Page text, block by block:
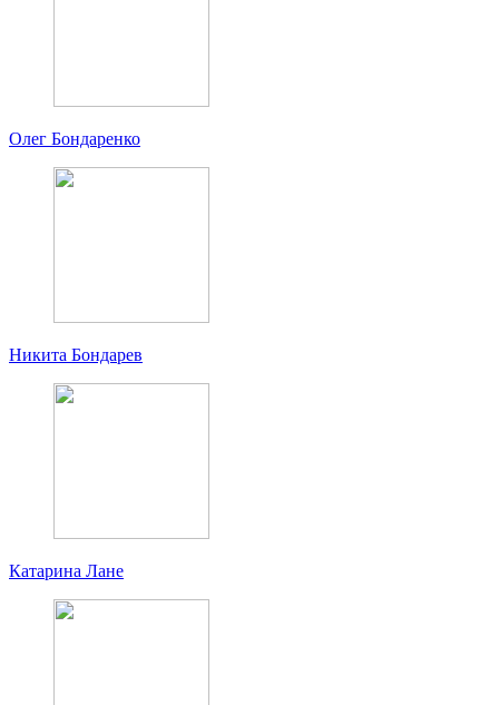
Олег Бондаренко
Никита Бондарев
Катарина Лане